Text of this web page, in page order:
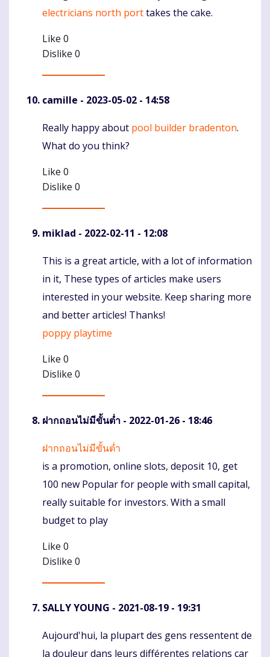
electricians north porttakes the cake.
Like 0
Dislike 0
camille - 2023-05-02 - 14:58
Komentaras
Really happy about pool builder bradenton.
What do you think?
Like 0
Dislike 0
miklad - 2022-02-11 - 12:08
Komentaras
This is a great article, with a lot of information
in it, These types of articles make users
interested in your website. Keep sharing more
and better articles! Thanks!
poppy playtime
Like 0
Dislike 0
ฝากถอนไม่มีขั้นต่ำ - 2022-01-26 - 18:46
Komentaras
ฝากถอนไม่มีขั้นต่ำ
is a promotion, online slots, deposit 10, get
100 new Popular for people with small capital,
really suitable for investors. With a small
budget to play
Like 0
Dislike 0
SALLY YOUNG - 2021-08-19 - 19:31
Komentaras
Aujourd'hui, la plupart des gens ressentent de
la douleur dans leurs différentes relations car